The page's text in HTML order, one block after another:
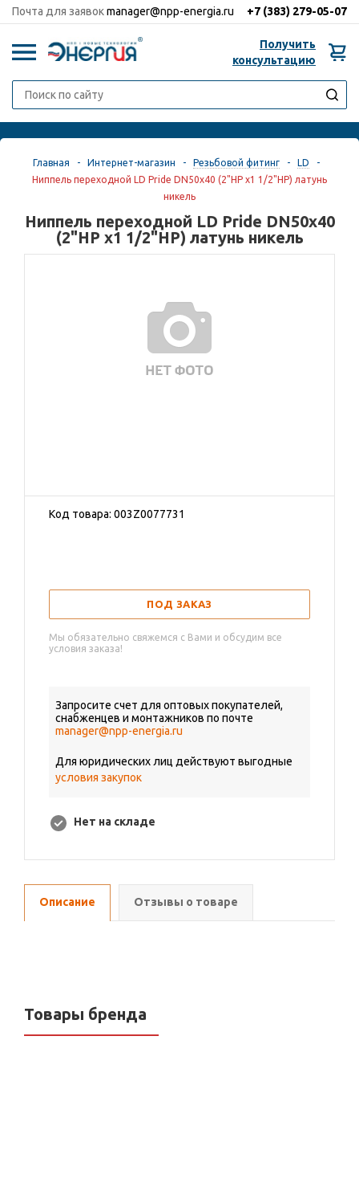
Почта для заявокmanager@npp-energia.ru +7 (383) 279-05-07
Получить
консультацию
0
Главная - Интернет-магазин - Резьбовой фитинг - LD
-
Ниппель переходной LD Pride DN50х40 (2"НР х1 1/2"НР) латунь
никель
Ниппель переходной LD Pride DN50х40
(2"НР х1 1/2"НР) латунь никель
Код товара: 003Z0077731
ПОД ЗАКАЗ
Мы обязательно свяжемся с Вами и обсудим все
условия заказа!
Запросите счет для оптовых покупателей,
снабженцев и монтажников по почте
manager@npp-energia.ru
Для юридических лиц действуют выгодные
условия закупок
Нет на складе
Описание Отзывы о товаре
Товары бренда